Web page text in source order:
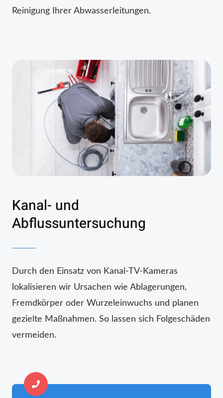
Reinigung Ihrer Abwasserleitungen.
Kanal- und
Abflussuntersuchung
Durch den Einsatz von Kanal-TV-Kameras
lokalisieren wir Ursachen wie Ablagerungen,
Fremdkörper oder Wurzeleinwuchs und planen
gezielte Maßnahmen. So lassen sich Folgeschäden
vermeiden.